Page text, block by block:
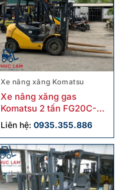
Xe nâng xăng Komatsu
Xe nâng xăng gas
Komatsu 2 tấn FG20C-17
cũ chính hãng
Liên hệ: 0935.355.886